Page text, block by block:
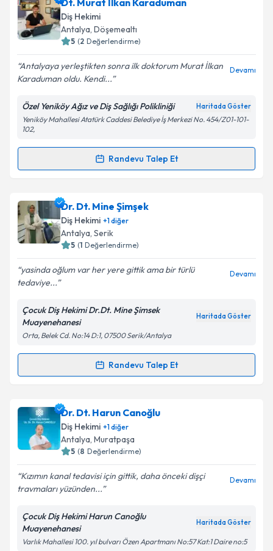
Takvim Talebini Gönder
oluşturun. Size bu uzmandan randevu almanız için bir
takvim hazırlandığında e-posta ile bilgilendireceğiz.
Kişisel verilerimin işlenmesine ilişkin
Aydınlatma
Metni'ni okudum ve kişisel verilerimin belirtilen
Takvim Talebini Gönder
Dt. Murat İlkan Karaduman
Diş Hekimi
Antalya, Döşemealtı
5 (2 Değerlendirme)
Antalyaya yerleştikten sonra ilk doktorum Murat İlkan
Karaduman oldu. Kendi...
Devamı
Özel Yeniköy Ağız ve Diş Sağlığı Polikliniği Haritada Göster
Yeniköy Mahallesi Atatürk Caddesi Belediye İş Merkezi No. 454/Z01-101-
102,
Randevu Talep Et
Randevu Takvimi Talebi
Dt. Murat İlkan Karaduman
talebi oluşturun. Size bu uzmandan randevu almanız
için bir takvim hazırlandığında e-posta ile
bilgilendireceğiz.
E-posta Adresiniz
Kişisel verilerimin işlenmesine ilişkin
Metni'ni okudum ve kişisel verilerimin belirtilen
kapsamda işlenmesini kabul ediyorum.
Dr. Dt. Mine Şimşek
Diş Hekimi +1diğer
Antalya, Serik
5 (1 Değerlendirme)
yasinda oğlum var her yere gittik ama bir türlü
tedaviye...
Devamı
Çocuk Diş Hekimi Dr.Dt. Mine Şimsek
Muayenehanesi
Haritada Göster
Orta, Belek Cd. No:14 D:1, 07500 Serik/Antalya
Randevu Talep Et
Randevu Takvimi Talebi
Dr. Dt. Mine Şimşek için randevu takvimi talebi
oluşturun. Size bu uzmandan randevu almanız için bir
takvim hazırlandığında e-posta ile bilgilendireceğiz.
Kişisel verilerimin işlenmesine ilişkin
Aydınlatma
Metni'ni okudum ve kişisel verilerimin belirtilen
kapsamda işlenmesini kabul ediyorum.
Dr. Dt. Harun Canoğlu
Diş Hekimi +1diğer
Antalya, Muratpaşa
5 (8 Değerlendirme)
Kızımın kanal tedavisi için gittik, daha önceki dişçi
travmaları yüzünden...
Devamı
Çocuk Diş Hekimi Harun Canoğlu
Muayenehanesi
Haritada Göster
Varlık Mahallesi 100. yıl bulvarı Özen Apartmanı No:57 Kat:1 Daire no:5